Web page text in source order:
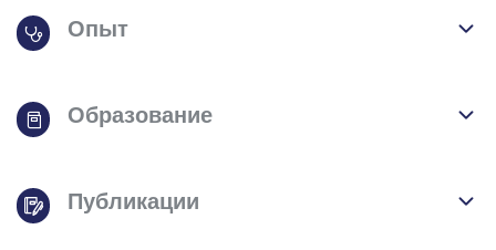
Опыт
Образование
Публикации